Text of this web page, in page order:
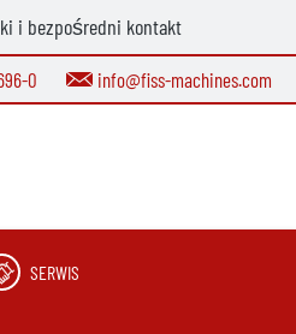
i bezpośredni kontakt
0 info@fiss-machines.com
SERWIS